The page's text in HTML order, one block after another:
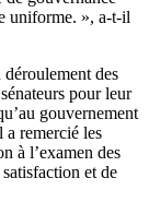
uniforme. », a-t-il
déroulement des
pour leur
gouvernement
a remercié les
à l’examen des
et de